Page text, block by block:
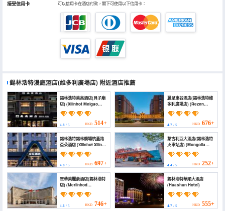
接受信用卡 可以信用卡在酒店付款，閣下可使用以下信用卡：
錫林浩特漫庭酒店(維多利廣場店) 附近酒店推薦
錫林浩特美高酒店(貝子廟
店) (Xilinhot Meigao
Hotel (Beizimiao))
4.8 / 5 HKD 514+
麗呈東谷酒店(錫林浩特維
多利廣場店) (Rezen
Dong Hotel (Xilinhot
Victoria Plaza))
4.7/ 5 HKD 676+
錫林浩特錫林廣場杭蓋路
亞朵酒店 (Xilinhot Xilin
Square Hanggai Road
Atour Hotel)
4.8 / 5 HKD 697+
蒙古利亞大酒店(錫林浩特
火車站店) (Mongolia
International Hotel)
4.4/ 5 HKD 252+
眾華美麗豪酒店(錫林浩特
店) (Merlinhod
Zhonghua Hotel
(Xilinhot Railway
4.6 / 5 HKD 746+
錫林浩特華順大酒店
(Huashun Hotel)
4.7/ 5 HKD 555+